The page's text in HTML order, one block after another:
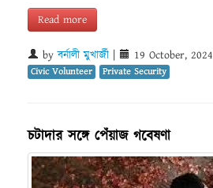
Read more
byবর্নালী মুখার্জী 19 October, 2024
Civic Volunteer
Private Security
চটাদার সঙ্গে পেঁয়াজ গবেষণা